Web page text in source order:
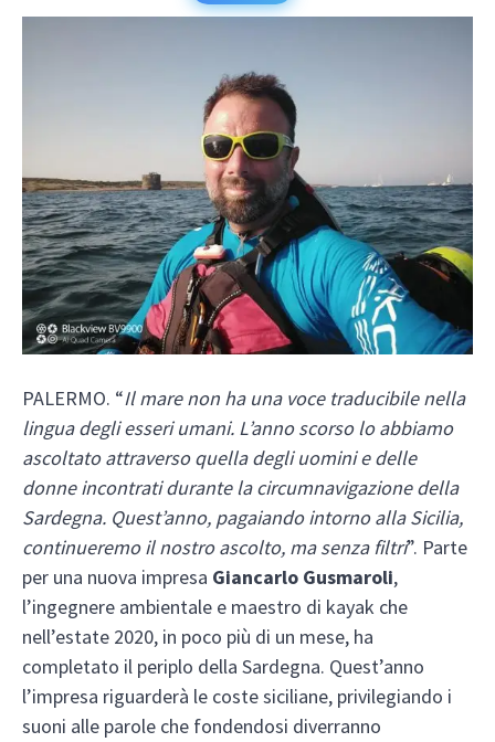
PALERMO. “Il mare non ha una voce traducibile nella
lingua degli esseri umani. L’anno scorso lo abbiamo
ascoltato attraverso quella degli uomini e delle
donne incontrati durante la circumnavigazione della
Sardegna. Quest’anno, pagaiando intorno alla Sicilia,
continueremo il nostro ascolto, ma senza filtri”. Parte
per una nuova impresa Giancarlo Gusmaroli,
l’ingegnere ambientale e maestro di kayak che
nell’estate 2020, in poco più di un mese, ha
completato il periplo della Sardegna. Quest’anno
l’impresa riguarderà le coste siciliane, privilegiando i
suoni alle parole che fondendosi diverranno